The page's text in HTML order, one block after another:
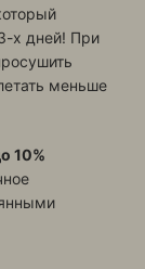
х дней! При
меньше
10%